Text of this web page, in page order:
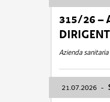
315/26 –
Azienda
21.07.2026 -